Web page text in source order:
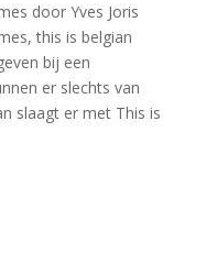
door Yves Joris
this is belgian
bij een
er slechts van
slaagt er met This is